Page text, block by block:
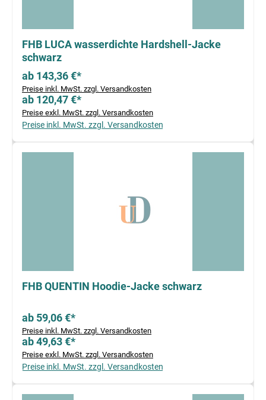
FHB LUCA wasserdichte Hardshell-Jacke
schwarz
ab 143,36 €*
Preise inkl. MwSt. zzgl. Versandkosten
ab 120,47 €*
Preise exkl. MwSt. zzgl. Versandkosten
Preise inkl. MwSt. zzgl. Versandkosten
FHB QUENTIN Hoodie-Jacke schwarz
ab 59,06 €*
Preise inkl. MwSt. zzgl. Versandkosten
ab 49,63 €*
Preise exkl. MwSt. zzgl. Versandkosten
Preise inkl. MwSt. zzgl. Versandkosten